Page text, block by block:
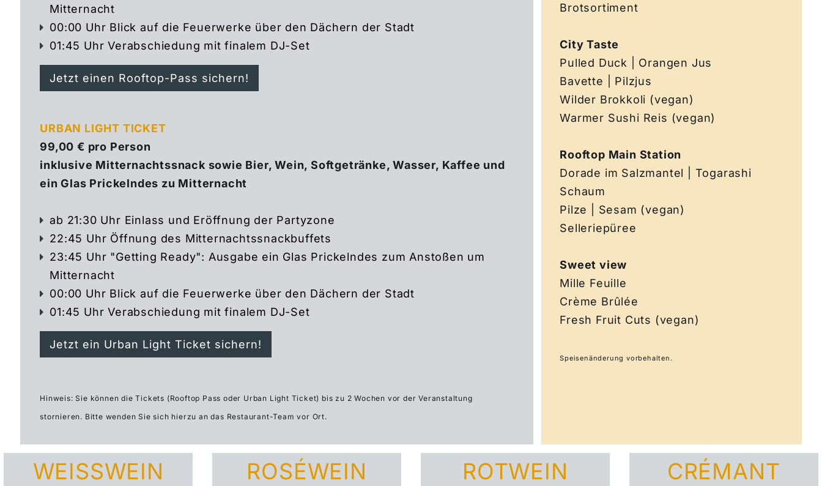
Mitternacht
00:00 Uhr Blick auf die Feuerwerke über den Dächern der Stadt
01:45 Uhr Verabschiedung mit finalem DJ-Set
Jetzt einen Rooftop-Pass sichern!
URBAN LIGHT TICKET
99,00 € pro Person
inklusive Mitternachtssnack sowie Bier, Wein, Softgetränke, Wasser, Kaffee und
ein Glas Prickelndes zu Mitternacht
ab 21:30 Uhr Einlass und Eröffnung der Partyzone
22:45 Uhr Öffnung des Mitternachtssnackbuffets
23:45 Uhr "Getting Ready": Ausgabe ein Glas Prickelndes zum Anstoßen um
Mitternacht
00:00 Uhr Blick auf die Feuerwerke über den Dächern der Stadt
01:45 Uhr Verabschiedung mit finalem DJ-Set
Jetzt ein Urban Light Ticket sichern!
Hinweis: Sie können die Tickets (Rooftop Pass oder Urban Light Ticket) bis zu 2 Wochen vor der Veranstaltung
stornieren. Bitte wenden Sie sich hierzu an das Restaurant-Team vor Ort.
Brotsortiment
City Taste
Pulled Duck | Orangen Jus
Bavette | Pilzjus
Wilder Brokkoli (vegan)
Warmer Sushi Reis (vegan)
Rooftop Main Station
Dorade im Salzmantel | Togarashi
Schaum
Pilze | Sesam (vegan)
Selleriepüree
Sweet view
Mille Feuille
Crème Brûlée
Fresh Fruit Cuts (vegan)
Speisenänderung vorbehalten.
WEISSWEIN ROSÉWEIN ROTWEIN CRÉMANT